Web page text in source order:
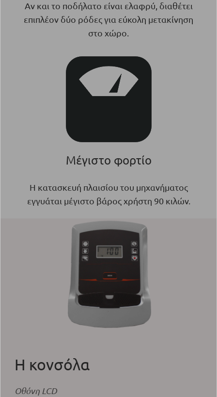
Αν και το ποδήλατο είναι ελαφρύ, διαθέτει
επιπλέον δύο ρόδες για εύκολη μετακίνηση
στο χώρο.
Μέγιστο φορτίο
Η κατασκευή πλαισίου του μηχανήματος
εγγυάται μέγιστο βάρος χρήστη 90 κιλών.
Η κονσόλα
Οθόνη LCD